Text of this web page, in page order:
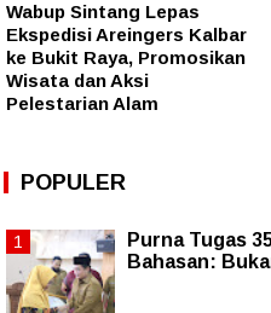
Wabup Sintang Lepas
Ekspedisi Areingers Kalbar
ke Bukit Raya, Promosikan
Wisata dan Aksi
Pelestarian Alam
POPULER
Purna Tugas
Bahasan: